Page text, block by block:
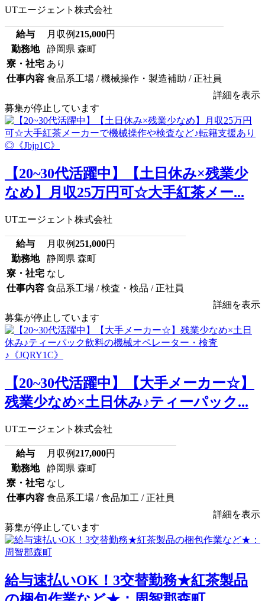
UTエージェント株式会社
給与 月収例215,000円
勤務地
静岡県 森町
寮・社宅 あり
仕事内容 食品系工場 / 機械操作・製造補助 / 正社員
詳細を表示
募集が停止しています
【20~30代活躍中】【土日休み×残業少
なめ】月収25万円可☆大手紅茶メー...
UTエージェント株式会社
給与 月収例251,000円
勤務地
静岡県 森町
寮・社宅 なし
仕事内容 食品系工場 / 検査・検品 / 正社員
詳細を表示
募集が停止しています
【20~30代活躍中】【大手メーカー☆】
残業少なめ×土日休み♪ティーパック...
UTエージェント株式会社
給与 月収例217,000円
勤務地
静岡県 森町
寮・社宅 なし
仕事内容 食品系工場 / 食品加工 / 正社員
詳細を表示
募集が停止しています
給与速払いOK！3交替勤務★紅茶製品